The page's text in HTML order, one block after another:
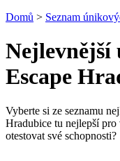
Domů > Seznam
Nejlevnější
Escape
Vyberte si ze seznamu
Hradubice tu nejlepší pro
otestovat své schopnosti?